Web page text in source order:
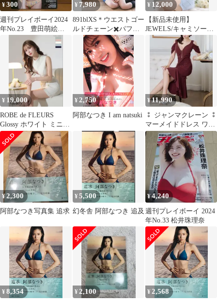
¥300
週刊プレイボーイ2024
年No.23 豊田萌絵
DVDなし
¥ 7,980
891blXS＊ウエストゴー
ルドチェーン✖️パフス
リーブドレス
¥ 12,000
【新品未使用】
JEWELS/キャミソール
ドレス/Sサイズ
¥ 19,000
ROBE de FLEURS
Glossy ホワイト ミニド
レス
¥2,750
阿部なつき I am natsuki
¥11,990
⁑ ジャンマクレーン ⁑
マーメイドドレス ワイ
ン 赤 キャバ クラブ ♭
¥2,300
阿部なつき写真集 追求
¥5,500
幻冬舎 阿部なつき 追及
¥4,240
週刊プレイボーイ 2024
年No.33 松井珠理奈
¥8,354 ¥ 2,100 ¥ 2,568